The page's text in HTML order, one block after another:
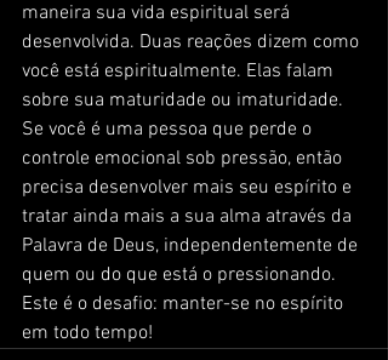
maneira sua vida espiritual será
desenvolvida. Duas reações dizem como
você está espiritualmente. Elas falam
sobre sua maturidade ou imaturidade.
Se você é uma pessoa que perde o
controle emocional sob pressão, então
precisa desenvolver mais seu espírito e
tratar ainda mais a sua alma através da
Palavra de Deus, independentemente de
quem ou do que está o pressionando.
Este é o desafio: manter-se no espírito
em todo tempo!